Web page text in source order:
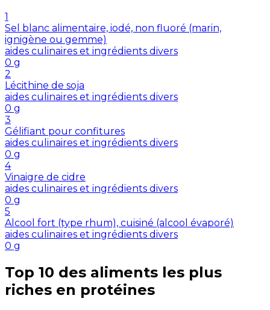
1
Sel blanc alimentaire, iodé, non fluoré (marin,
ignigène ou gemme)
aides culinaires et ingrédients divers
0 g
2
Lécithine de soja
aides culinaires et ingrédients divers
0 g
3
Gélifiant pour confitures
aides culinaires et ingrédients divers
0 g
4
Vinaigre de cidre
aides culinaires et ingrédients divers
0 g
5
Alcool fort (type rhum), cuisiné (alcool évaporé)
aides culinaires et ingrédients divers
0 g
Top 10 des aliments les plus
riches en protéines